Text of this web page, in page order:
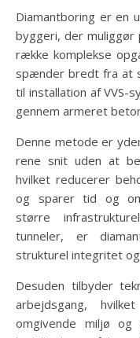
Diamantboring er en
byggeri, der
række komplekse
spænder bredt fra at
til installation af VVS-
gennem armeret
Denne metode er
rene snit uden at
hvilket reducerer
og sparer tid og
større
tunneler, er
strukturel integritet
Desuden tilbyder
arbejdsgang,
omgivende miljø